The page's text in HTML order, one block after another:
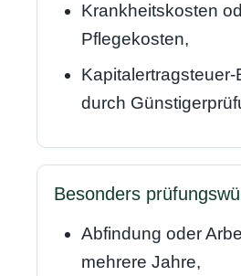
Krankheitskosten
Pflegekosten,
Kapitalertragsteuer-
durch
Besonders
Abfindung oder
mehrere Jahre,